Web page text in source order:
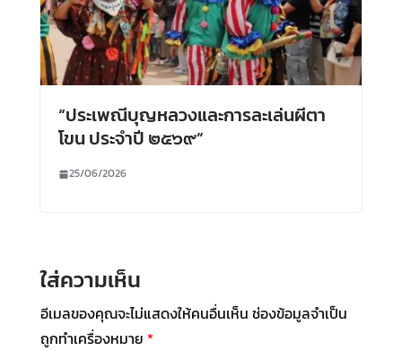
“ประเพณีบุญหลวงและการละเล่นผีตา
โขน ประจำปี ๒๕๖๙”
25/06/2026
ใส่ความเห็น
อีเมลของคุณจะไม่แสดงให้คนอื่นเห็น ช่องข้อมูลจำเป็น
ถูกทำเครื่องหมาย *